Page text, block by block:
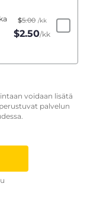
$5.00 /kk
$2.50/kk
voidaan lisätä
palvelun